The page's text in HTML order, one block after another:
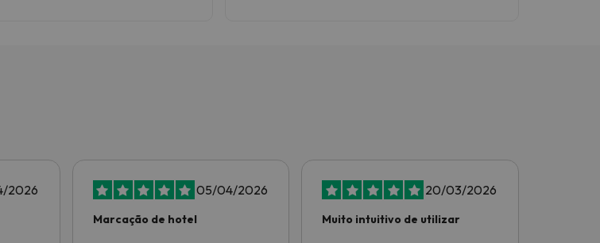
2026 05/04/2026
Marcação de hotel
20/03/2026
Muito intuitivo de utilizar